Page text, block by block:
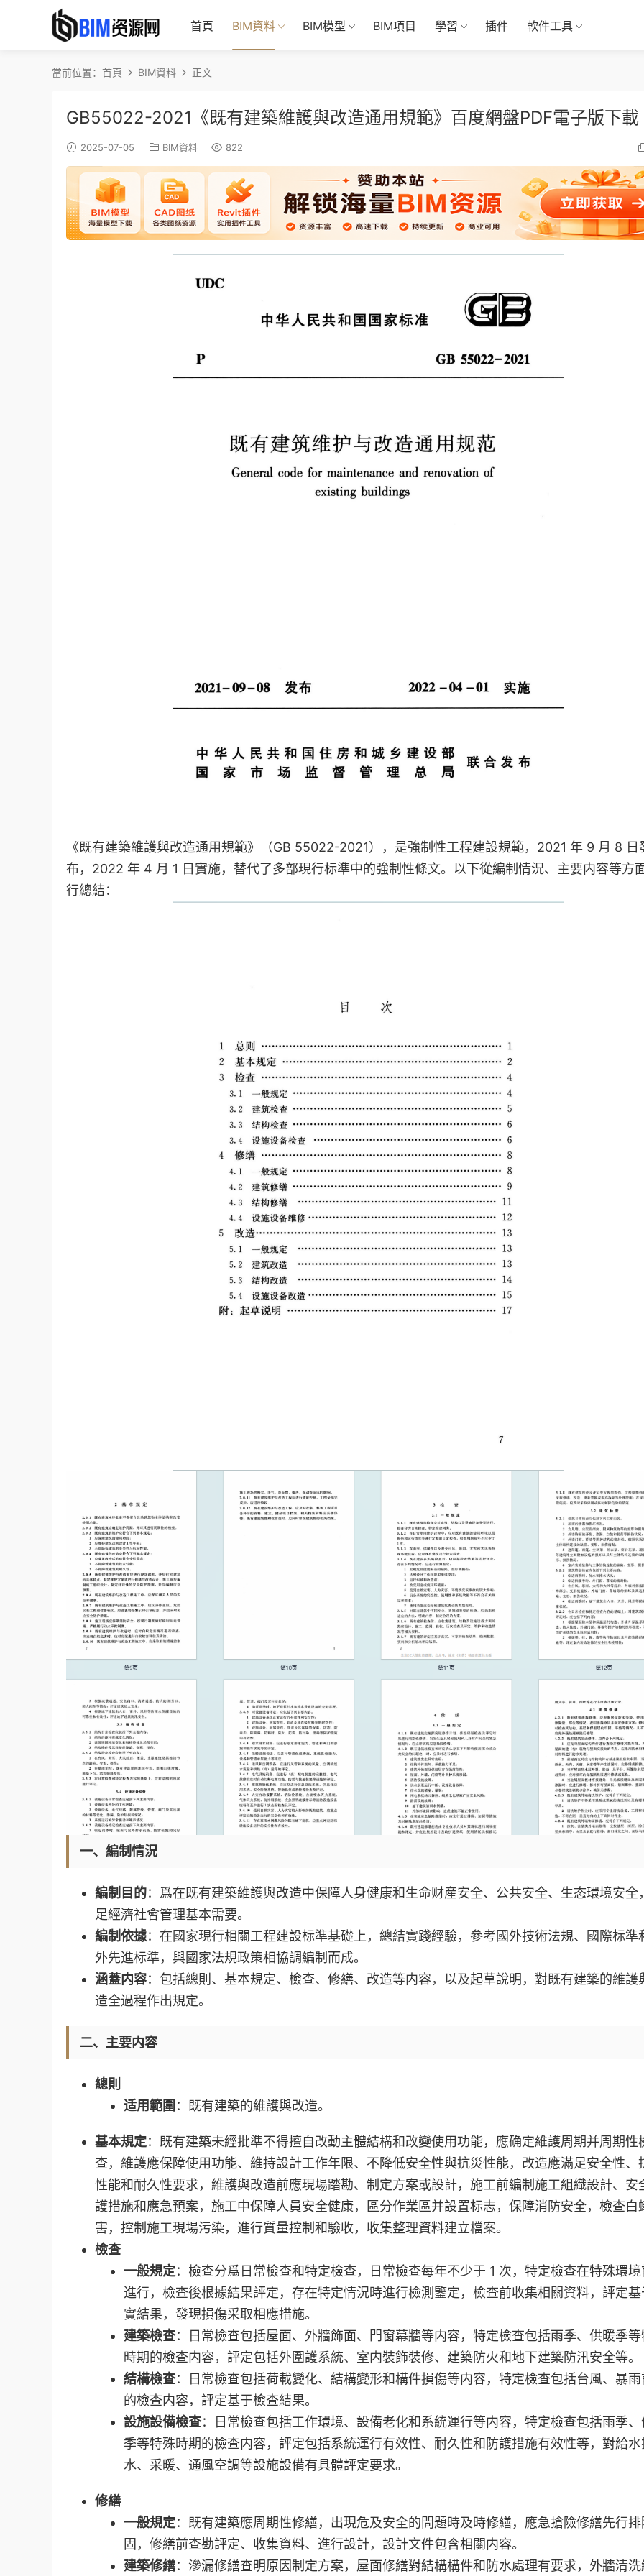
首頁 BIM資料 BIM模型 BIM項目 學習 插件 軟件工具
當前位置： 首頁 BIM資料 正文
GB55022-2021《既有建築維護與改造通用規範》百度網盤PDF電子版下載
2025-07-05 BIM資料 822
《既有建築維護與改造通用規範》（GB 55022-2021），是強制性工程建設規範，2021 年 9 月 8 日
布，2022 年 4 月 1 日實施，替代了多部現行标準中的強制性條文。以下從編制情況、主要内容等方
行總結：
一、編制情況
編制目的：爲在既有建築維護與改造中保障人身健康和生命财産安全、公共安全、生态環境安全
足經濟社會管理基本需要。
編制依據：在國家現行相關工程建設标準基礎上，總結實踐經驗，參考國外技術法規、國際标準
外先進标準，與國家法規政策相協調編制而成。
涵蓋内容：包括總則、基本規定、檢查、修繕、改造等内容，以及起草說明，對既有建築的維護
造全過程作出規定。
二、主要内容
總則
适用範圍 ：既有建築的維護與改造。
基本規定：既有建築未經批準不得擅自改動主體結構和改變使用功能，應确定維護周期并周期性
查，維護應保障使用功能、維持設計工作年限、不降低安全性與抗災性能，改造應滿足安全性、
性能和耐久性要求，維護與改造前應現場踏勘、制定方案或設計，施工前編制施工組織設計、安
護措施和應急預案，施工中保障人員安全健康，區分作業區并設置标志，保障消防安全，檢查白
害，控制施工現場污染，進行質量控制和驗收，收集整理資料建立檔案。
檢查
一般規定：檢查分爲日常檢查和特定檢查，日常檢查每年不少于 1 次，特定檢查在特殊環
進行，檢查後根據結果評定，存在特定情況時進行檢測鑒定，檢查前收集相關資料，評定
實結果，發現損傷采取相應措施。
建築檢查：日常檢查包括屋面、外牆飾面、門窗幕牆等内容，特定檢查包括雨季、供暖季
時期的檢查内容，評定包括外圍護系統、室内裝飾裝修、建築防火和地下建築防汛安全等。
結構檢查：日常檢查包括荷載變化、結構變形和構件損傷等内容，特定檢查包括台風、暴
的檢查内容，評定基于檢查結果。
設施設備檢查：日常檢查包括工作環境、設備老化和系統運行等内容，特定檢查包括雨季
季等特殊時期的檢查内容，評定包括系統運行有效性、耐久性和防護措施有效性等，對給水
水、采暖、通風空調等設施設備有具體評定要求。
修繕
一般規定：既有建築應周期性修繕，出現危及安全的問題時及時修繕，應急搶險修繕先行
固，修繕前查勘評定、收集資料、進行設計，設計文件包含相關内容。
建築修繕：滲漏修繕查明原因制定方案，屋面修繕對結構構件和防水處理有要求，外牆清